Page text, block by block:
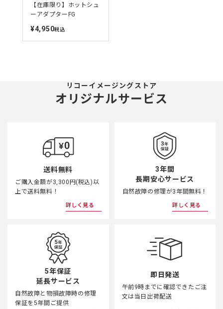
【在庫限り】ホットシュ
ーアダプターFG
定
¥4,950税込
リコーイメージングストア
オリジナルサービス
送料無料
ご購入金額が3,300円(税込)以
上で送料無料！
詳しく見る
3年間
長期安心サービス
自然故障の修理が3年間無料！
詳しく見る
5年保証
延長サービス
自然故障と物損故障時の修理
保証を5年間ご提供
即日発送
午前9時までに確認できたご注
文は当日出荷配送